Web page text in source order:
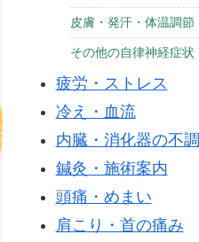
皮膚・発汗・体温調節
その他の自律神経症状
疲労・ストレス
冷え・血流
内臓・消化器の不調
鍼灸・施術案内
頭痛・めまい
肩こり・首の痛み